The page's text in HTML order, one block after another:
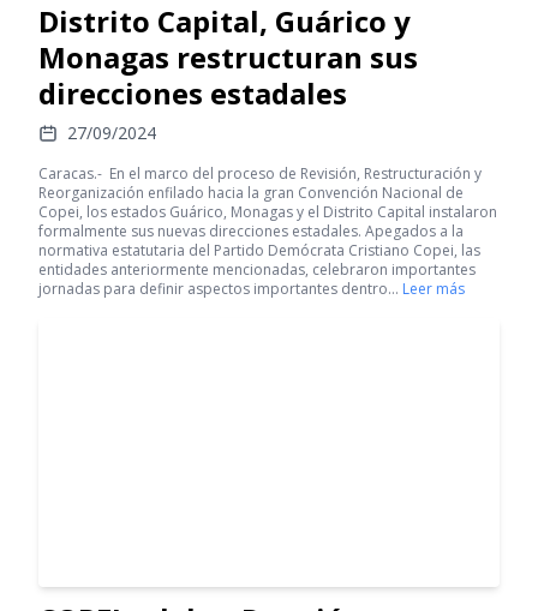
Distrito Capital, Guárico y
Monagas restructuran sus
direcciones estadales
27/09/2024
Caracas.- En el marco del proceso de Revisión, Restructuración y
Reorganización enfilado hacia la gran Convención Nacional de
Copei, los estados Guárico, Monagas y el Distrito Capital instalaron
formalmente sus nuevas direcciones estadales. Apegados a la
normativa estatutaria del Partido Demócrata Cristiano Copei, las
entidades anteriormente mencionadas, celebraron importantes
jornadas para definir aspectos importantes dentro… Leer más